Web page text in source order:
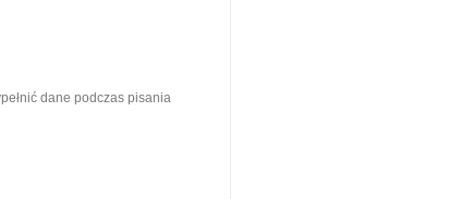
dane podczas pisania